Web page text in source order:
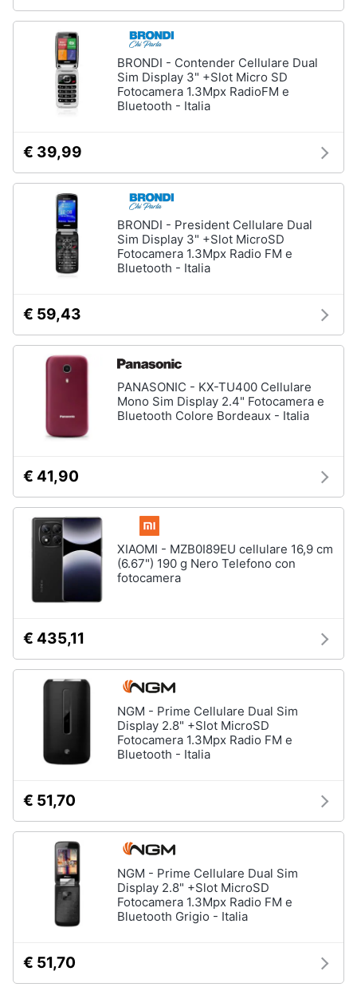
BRONDI - Contender Cellulare Dual
Sim Display 3" +Slot Micro SD
Fotocamera 1.3Mpx RadioFM e
Bluetooth - Italia
€ 39,99
BRONDI - President Cellulare Dual
Sim Display 3" +Slot MicroSD
Fotocamera 1.3Mpx Radio FM e
Bluetooth - Italia
€ 59,43
PANASONIC - KX-TU400 Cellulare
Mono Sim Display 2.4" Fotocamera e
Bluetooth Colore Bordeaux - Italia
€ 41,90
XIAOMI - MZB0I89EU cellulare 16,9 cm
(6.67") 190 g Nero Telefono con
fotocamera
€ 435,11
NGM - Prime Cellulare Dual Sim
Display 2.8" +Slot MicroSD
Fotocamera 1.3Mpx Radio FM e
Bluetooth - Italia
€ 51,70
NGM - Prime Cellulare Dual Sim
Display 2.8" +Slot MicroSD
Fotocamera 1.3Mpx Radio FM e
Bluetooth Grigio - Italia
€ 51,70